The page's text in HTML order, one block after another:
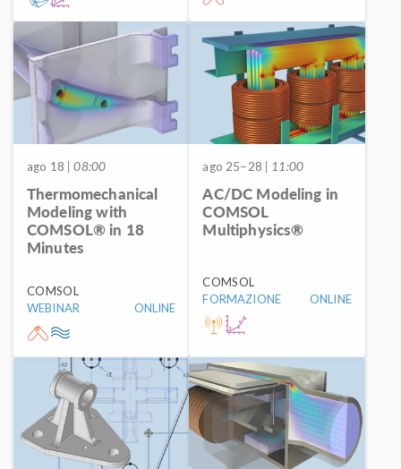
ago 18 | 08:00
Thermomechanical
Modeling with
COMSOL® in 18
Minutes
COMSOL
WEBINAR
ONLINE
ago 25–28 | 11:00
AC/DC Modeling in
COMSOL
Multiphysics®
COMSOL
FORMAZIONE
ONLINE